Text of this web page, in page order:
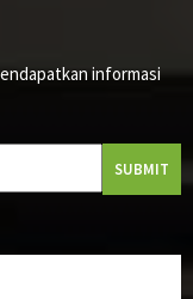
informasi
SUBMIT